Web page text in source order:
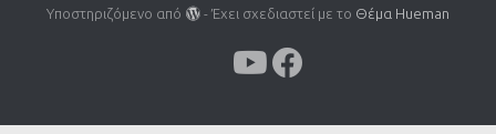
Υποστηριζόμενο από - Έχει σχεδιαστεί με το Θέμα Ηueman